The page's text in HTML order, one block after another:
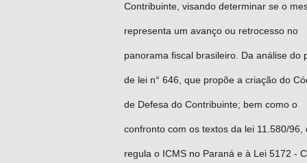
Contribuinte, visando determinar se o
representa um avanço ou retrocesso no
panorama fiscal brasileiro. Da análise do
de lei n° 646, que propõe a criação do
de Defesa do Contribuinte; bem como o
confronto com os textos da lei 11.580/96,
regula o ICMS no Paraná e à Lei 5172 -